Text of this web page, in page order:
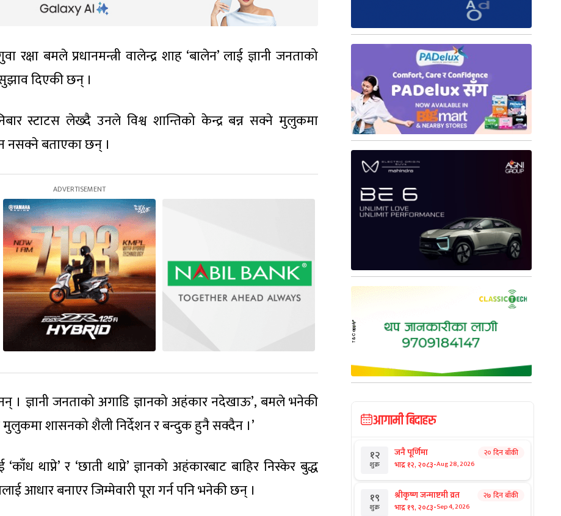
बमले प्रधानमन्त्री वालेन्द्र शाह ‘बालेन’ लाई ज्ञानी जनताको
दिएकी छन् ।
स्टाटस लेख्दै उनले विश्व शान्तिको केन्द्र बन्न सक्ने मुलुकमा
नसक्ने बताएका छन् ।
। ज्ञानी जनताको अगाडि ज्ञानको अहंकार नदेखाऊ’, बमले भनेकी
मुलुकमा शासनको शैली निर्देशन र बन्दुक हुनै सक्दैन ।’
थाप्ने’ र ‘छाती थाप्ने’ ज्ञानको अहंकारबाट बाहिर निस्केर बुद्ध
आधार बनाएर जिम्मेवारी पूरा गर्न पनि भनेकी छन् ।
आगामी बिदाहरु
१२
शुक्र
जनै पूर्णिमा
भाद्र १२, २०८३-Aug 28, 2026
२० दिन बाँकी
१९
शुक्र
श्रीकृष्ण जन्माष्टमी व्रत
भाद्र १९, २०८३-Sep 4, 2026
२७ दिन बाँकी